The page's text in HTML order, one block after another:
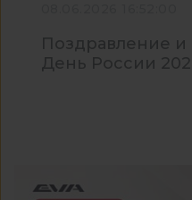
Поздравление и
День России